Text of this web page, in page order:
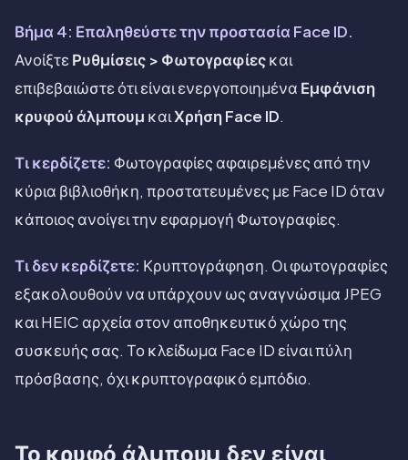
Βήμα 4: Επαληθεύστε την προστασία Face ID.
ΑνοίξτεΡυθμίσεις > Φωτογραφίεςκαι
επιβεβαιώστε ότι είναι ενεργοποιημένα Εμφάνιση
κρυφού άλμπουμ καιΧρήση Face ID.
Τι κερδίζετε: Φωτογραφίες αφαιρεμένες από την
κύρια βιβλιοθήκη, προστατευμένες με Face ID όταν
κάποιος ανοίγει την εφαρμογή Φωτογραφίες.
Τι δεν κερδίζετε: Κρυπτογράφηση. Οι φωτογραφίες
εξακολουθούν να υπάρχουν ως αναγνώσιμα JPEG
και HEIC αρχεία στον αποθηκευτικό χώρο της
συσκευής σας. Το κλείδωμα Face ID είναι πύλη
πρόσβασης, όχι κρυπτογραφικό εμπόδιο.